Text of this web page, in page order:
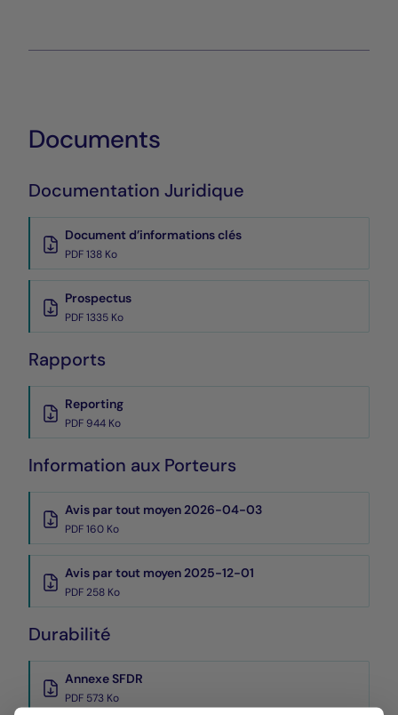
Documents
Documentation Juridique
Document d’informations clés
PDF 138 Ko
Prospectus
PDF 1335 Ko
Rapports
Reporting
PDF 944 Ko
Information aux Porteurs
Avis par tout moyen 2026-04-03
PDF 160 Ko
Avis par tout moyen 2025-12-01
PDF 258 Ko
Durabilité
Annexe SFDR
PDF 573 Ko